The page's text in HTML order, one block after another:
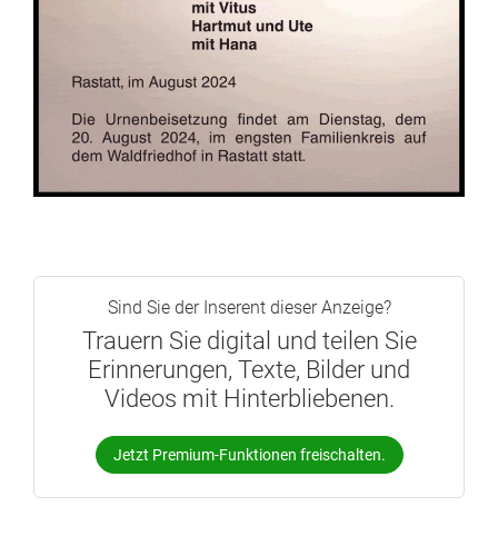
Sind Sie der Inserent dieser Anzeige?
Trauern Sie digital und teilen Sie
Erinnerungen, Texte, Bilder und
Videos mit Hinterbliebenen.
Jetzt Premium-Funktionen freischalten.